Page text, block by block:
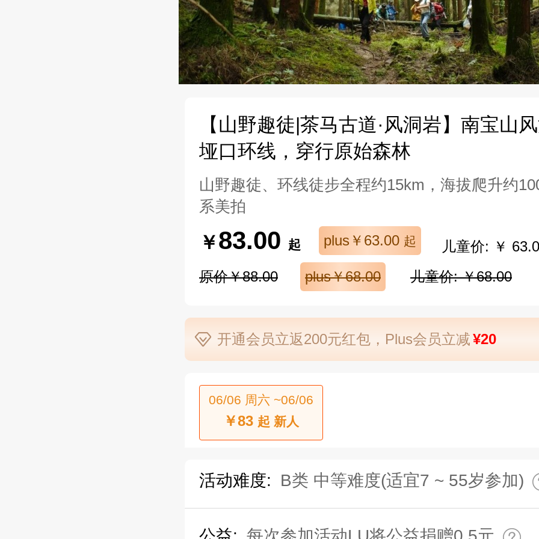
【山野趣徒|茶马古道·风洞岩】南宝山
垭口环线，穿行原始森林
山野趣徒、环线徒步全程约15km，海拔爬升约
系美拍
￥83.00 起 plus￥63.00 起
儿童价: ￥
原价￥88.00
plus￥68.00 儿童价: ￥68.00
开通会员立返200元红包，Plus会员立减¥20
06/06 周六 ~06/06
￥83 起 新人
活动难度: B类 中等难度(适宜7 ~ 55岁参加)